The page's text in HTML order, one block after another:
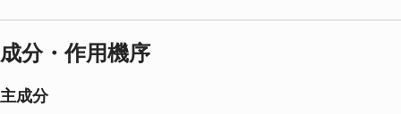
成分・作用機序
主成分